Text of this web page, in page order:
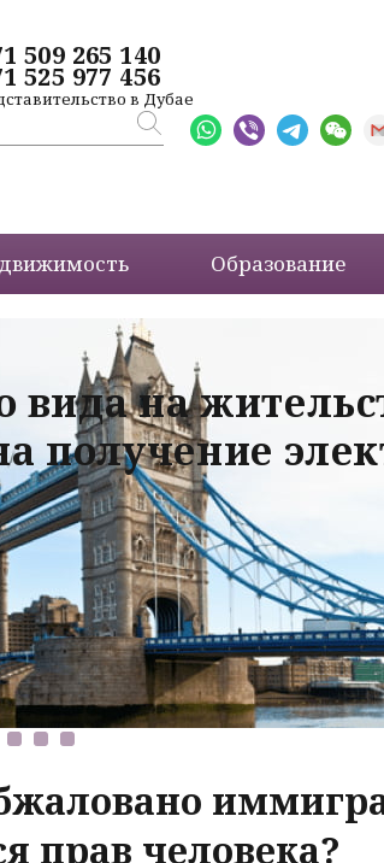
509 265 140
525 977 456
в Дубае
Образование
вида на
получение
прав человека?